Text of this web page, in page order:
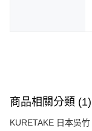
商品相關分類 (1)
KURETAKE 日本吳竹